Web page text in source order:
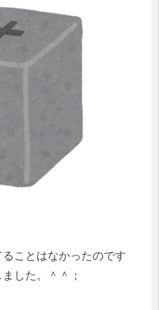
ことはなかったのです
した。＾＾；